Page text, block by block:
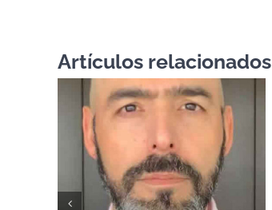
Artículos relacionados